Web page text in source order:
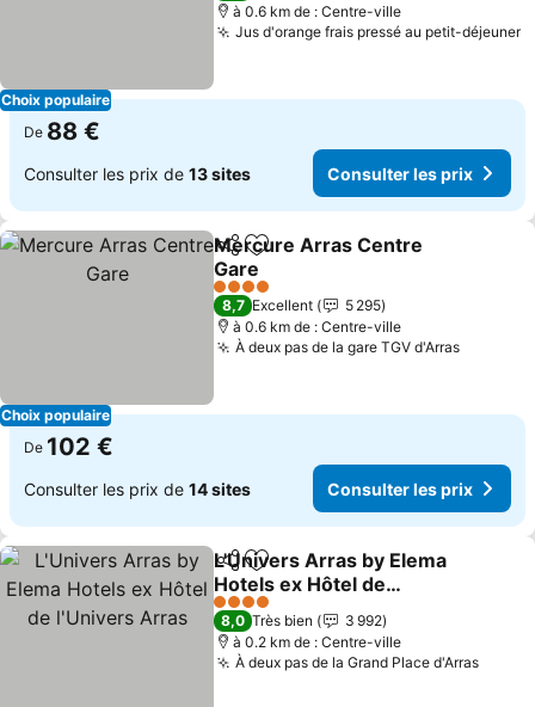
Choix populaire
à 0.6 km de : Centre-ville
Jus d'orange frais pressé au petit-déjeuner
De 88 €
Consulter les prix de 13 sites Consulter les prix
Choix populaire
PartagerAjouter à mes favoris
Mercure Arras Centre
Gare
Consulter les prix
4 Étoiles
8,7 Excellent
5 295
à 0.6 km de : Centre-ville
À deux pas de la gare TGV d'Arras
De 102 €
Consulter les prix de 14 sites Consulter les prix
PartagerAjouter à mes favoris
L'Univers Arras by Elema
Hotels ex Hôtel de
l'Univers Arras
Consulter les prix
4 Étoiles
8,0 Très bien
3 992
à 0.2 km de : Centre-ville
À deux pas de la Grand Place d'Arras